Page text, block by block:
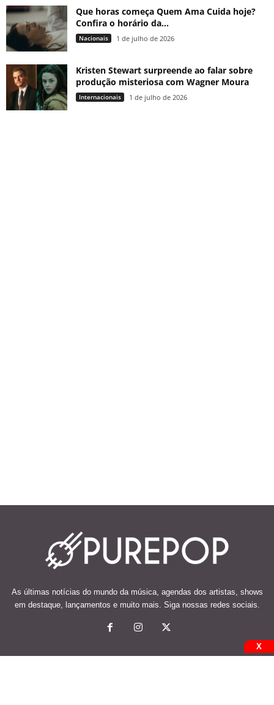
Que horas começa Quem Ama Cuida hoje?
Confira o horário da...
Nacionais 1 de julho de 2026
Kristen Stewart surpreende ao falar sobre
produção misteriosa com Wagner Moura
Internacionais 1 de julho de 2026
As últimas notícias do mundo da música, agendas dos artistas, shows
em destaque, lançamentos e muito mais. Siga nossas redes sociais.
X